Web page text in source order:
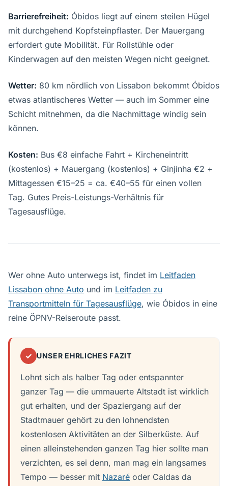
Barrierefreiheit: Óbidos liegt auf einem steilen Hügel
mit durchgehend Kopfsteinpflaster. Der Mauergang
erfordert gute Mobilität. Für Rollstühle oder
Kinderwagen auf den meisten Wegen nicht geeignet.
Wetter: 80 km nördlich von Lissabon bekommt Óbidos
etwas atlantischeres Wetter — auch im Sommer eine
Schicht mitnehmen, da die Nachmittage windig sein
können.
Kosten: Bus €8 einfache Fahrt + Kircheneintritt
(kostenlos) + Mauergang (kostenlos) + Ginjinha €2 +
Mittagessen €15–25 = ca. €40–55 für einen vollen
Tag. Gutes Preis-Leistungs-Verhältnis für
Tagesausflüge.
Wer ohne Auto unterwegs ist, findet im Leitfaden
Lissabon ohne Auto und im Leitfaden zu
Transportmitteln für Tagesausflüge, wie Óbidos in eine
reine ÖPNV-Reiseroute passt.
✓ UNSER EHRLICHES FAZIT
Lohnt sich als halber Tag oder entspannter
ganzer Tag — die ummauerte Altstadt ist wirklich
gut erhalten, und der Spaziergang auf der
Stadtmauer gehört zu den lohnendsten
kostenlosen Aktivitäten an der Silberküste. Auf
einen alleinstehenden ganzen Tag hier sollte man
verzichten, es sei denn, man mag ein langsames
Tempo — besser mit Nazaré oder Caldas da